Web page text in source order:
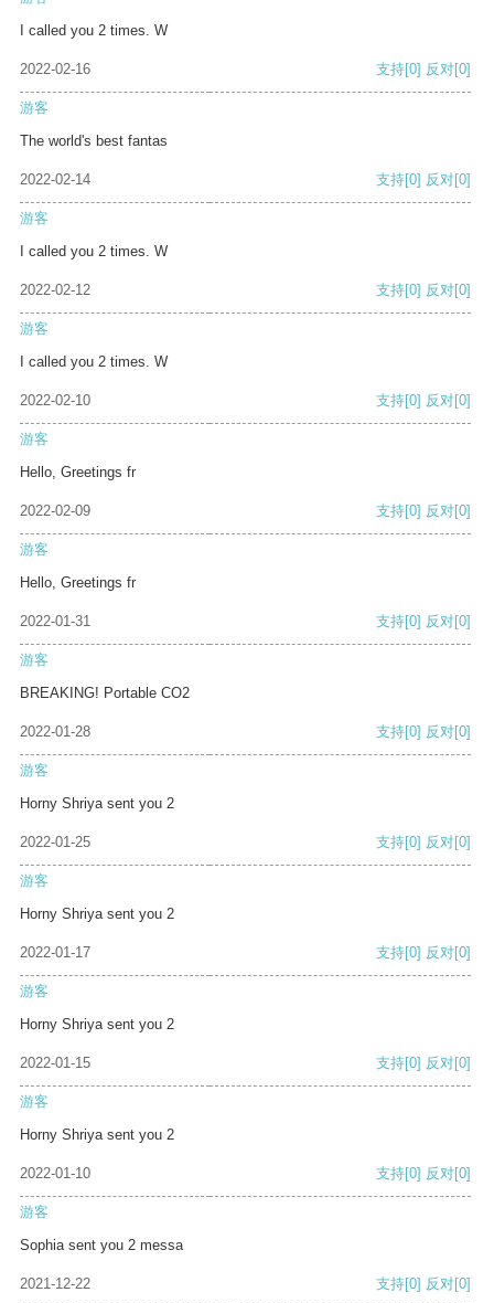
I called you 2 times. W
2022-02-16 支持[0] 反对[0]
游客
The world's best fantas
2022-02-14 支持[0] 反对[0]
游客
I called you 2 times. W
2022-02-12 支持[0] 反对[0]
游客
I called you 2 times. W
2022-02-10 支持[0] 反对[0]
游客
Hello, Greetings fr
2022-02-09 支持[0] 反对[0]
游客
Hello, Greetings fr
2022-01-31 支持[0] 反对[0]
游客
BREAKING! Portable CO2
2022-01-28 支持[0] 反对[0]
游客
Horny Shriya sent you 2
2022-01-25 支持[0] 反对[0]
游客
Horny Shriya sent you 2
2022-01-17 支持[0] 反对[0]
游客
Horny Shriya sent you 2
2022-01-15 支持[0] 反对[0]
游客
Horny Shriya sent you 2
2022-01-10 支持[0] 反对[0]
游客
Sophia sent you 2 messa
2021-12-22 支持[0] 反对[0]